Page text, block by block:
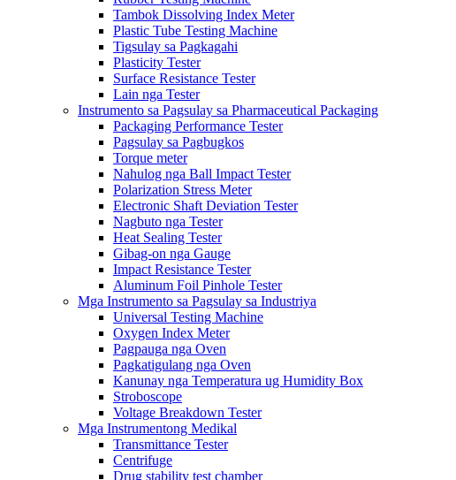
Tambok Dissolving Index Meter
Plastic Tube Testing Machine
Tigsulay sa Pagkagahi
Plasticity Tester
Surface Resistance Tester
Lain nga Tester
Instrumento sa Pagsulay sa Pharmaceutical Packaging
Packaging Performance Tester
Pagsulay sa Pagbugkos
Torque meter
Nahulog nga Ball Impact Tester
Polarization Stress Meter
Electronic Shaft Deviation Tester
Nagbuto nga Tester
Heat Sealing Tester
Gibag-on nga Gauge
Impact Resistance Tester
Aluminum Foil Pinhole Tester
Mga Instrumento sa Pagsulay sa Industriya
Universal Testing Machine
Oxygen Index Meter
Pagpauga nga Oven
Pagkatigulang nga Oven
Kanunay nga Temperatura ug Humidity Box
Stroboscope
Voltage Breakdown Tester
Mga Instrumentong Medikal
Transmittance Tester
Centrifuge
Drug stability test chamber